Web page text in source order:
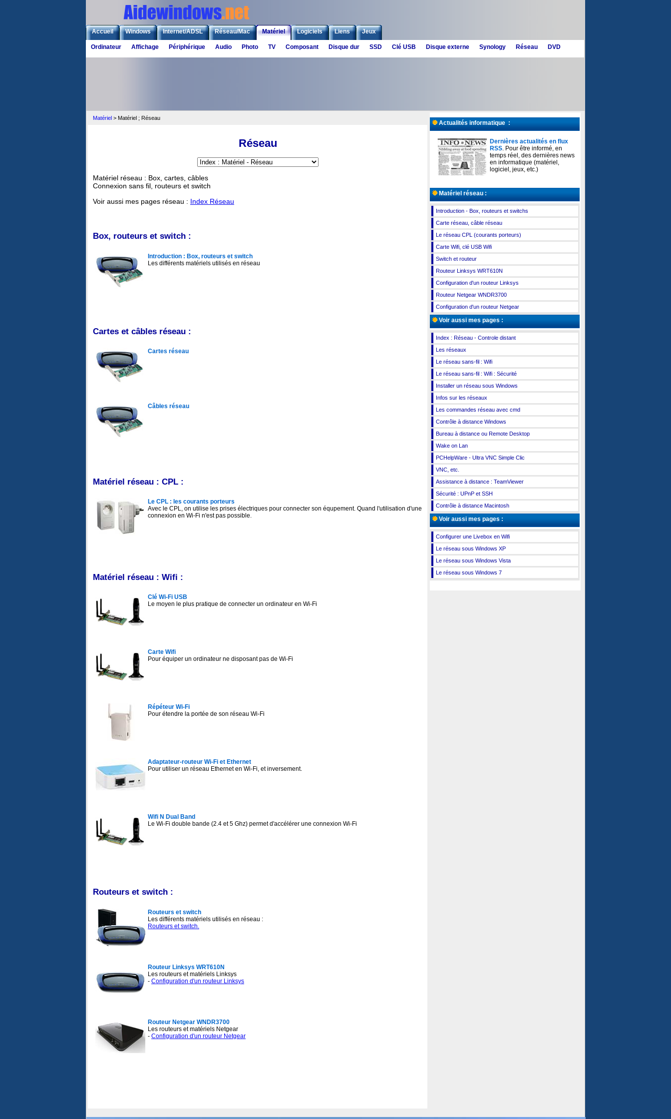
Accueil Windows Internet/ADSL Réseau/Mac Matériel Logiciels Liens Jeux
Ordinateur Affichage Périphérique Audio Photo TV Composant Disque dur SSD Clé USB Disque externe Synology Réseau DVD
Matériel > Matériel ; Réseau
Réseau
Matériel réseau : Box, cartes, câbles
Connexion sans fil, routeurs et switch
Voir aussi mes pages réseau : Index Réseau
Box, routeurs et switch :
Introduction : Box, routeurs et switch
Les différents matériels utilisés en réseau
Cartes et câbles réseau :
Cartes réseau
Câbles réseau
Matériel réseau : CPL :
Le CPL : les courants porteurs
Avec le CPL, on utilise les prises électriques pour connecter son équpement. Quand l'utilisation d'une
connexion en Wi-Fi n'est pas possible.
Matériel réseau : Wifi :
Clé Wi-Fi USB
Le moyen le plus pratique de connecter un ordinateur en Wi-Fi
Carte Wifi
Pour équiper un ordinateur ne disposant pas de Wi-Fi
Répéteur Wi-Fi
Pour étendre la portée de son réseau Wi-Fi
Adaptateur-routeur Wi-Fi et Ethernet
Pour utiliser un réseau Ethernet en Wi-Fi, et inversement.
Wifi N Dual Band
Le Wi-Fi double bande (2.4 et 5 Ghz) permet d'accélérer une connexion Wi-Fi
Routeurs et switch :
Routeurs et switch
Les différents matériels utilisés en réseau :
Routeurs et switch.
Routeur Linksys WRT610N
Les routeurs et matériels Linksys
- Configuration d'un routeur Linksys
Routeur Netgear WNDR3700
Les routeurs et matériels Netgear
- Configuration d'un routeur Netgear
Actualités informatique :
Dernières actualités en flux
RSS. Pour être informé, en
temps réel, des dernières news
en informatique (matériel,
logiciel, jeux, etc.)
Matériel réseau :
Introduction - Box, routeurs et switchs
Carte réseau, câble réseau
Le réseau CPL (courants porteurs)
Carte Wifi, clé USB Wifi
Switch et routeur
Routeur Linksys WRT610N
Configuration d'un routeur Linksys
Routeur Netgear WNDR3700
Configuration d'un routeur Netgear
Voir aussi mes pages :
Index : Réseau - Controle distant
Les réseaux
Le réseau sans-fil : Wifi
Le réseau sans-fil : Wifi : Sécurité
Installer un réseau sous Windows
Infos sur les réseaux
Les commandes réseau avec cmd
Contrôle à distance Windows
Bureau à distance ou Remote Desktop
Wake on Lan
PCHelpWare - Ultra VNC Simple Clic
VNC, etc.
Assistance à distance : TeamViewer
Sécurité : UPnP et SSH
Contrôle à distance Macintosh
Voir aussi mes pages :
Configurer une Livebox en Wifi
Le réseau sous Windows XP
Le réseau sous Windows Vista
Le réseau sous Windows 7